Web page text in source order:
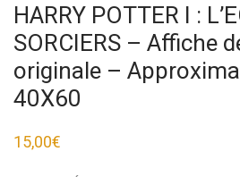
HARRY POTTER I :
SORCIERS – Affiche
originale –
40X60
15,00€